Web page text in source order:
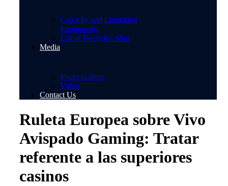
Capacity and Limitation
Equipments
List of Recycled Ship
Media
Photo Gallery
Video
Contact Us
Ruleta Europea sobre Vivo
Avispado Gaming: Tratar
referente a las superiores
casinos